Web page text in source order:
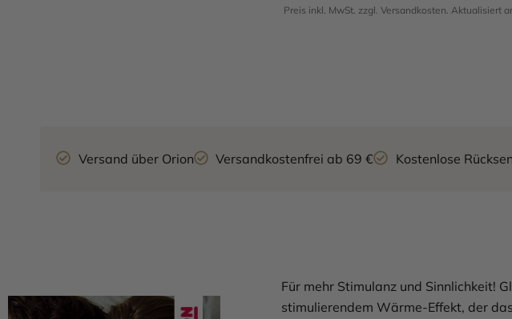
Preis inkl. MwSt. zzgl. Versandkosten. Aktualisiert
Versand über Orion Versandkostenfrei ab 69 € Kostenlose
Für mehr Stimulanz und Sinnlichkeit!
stimulierendem Wärme-Effekt, der